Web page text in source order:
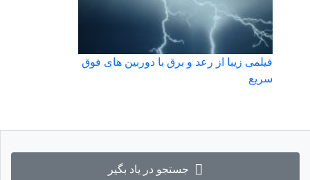
جستجو در یاد بگیر
فیلمی زیبا از رعد و برق با دوربین های فوق
سریع